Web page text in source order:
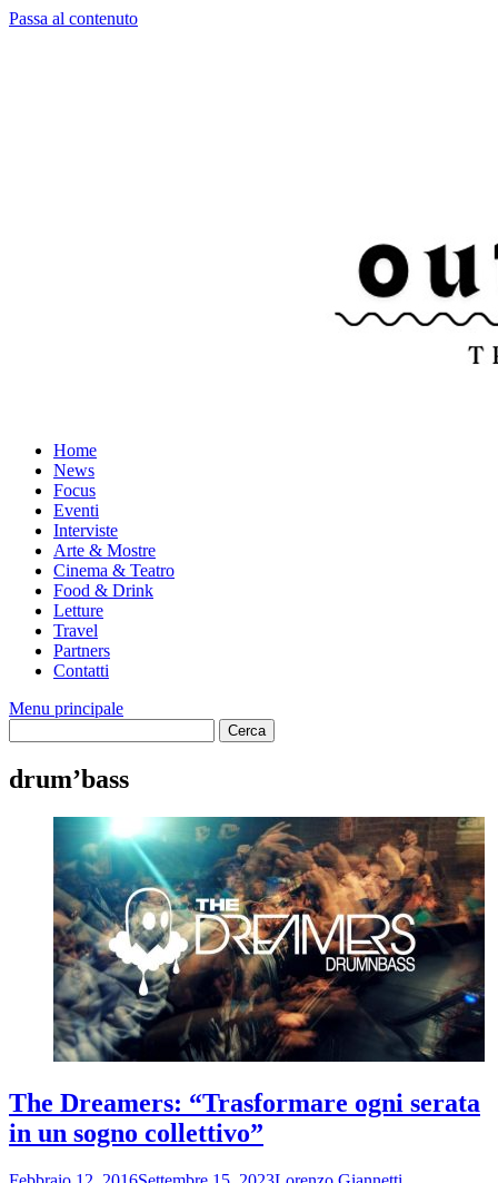
Passa al contenuto
Home
News
Focus
Eventi
Interviste
Arte & Mostre
Cinema & Teatro
Food & Drink
Letture
Travel
Partners
Contatti
Menu principale
drum’bass
The Dreamers: “Trasformare ogni serata
in un sogno collettivo”